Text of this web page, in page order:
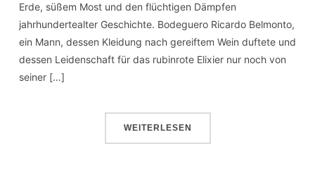
Erde, süßem Most und den flüchtigen Dämpfen
jahrhundertealter Geschichte. Bodeguero Ricardo Belmonto,
ein Mann, dessen Kleidung nach gereiftem Wein duftete und
dessen Leidenschaft für das rubinrote Elixier nur noch von
seiner […]
WEITERLESEN